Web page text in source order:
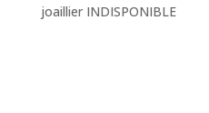
joaillier INDISPONIBLE